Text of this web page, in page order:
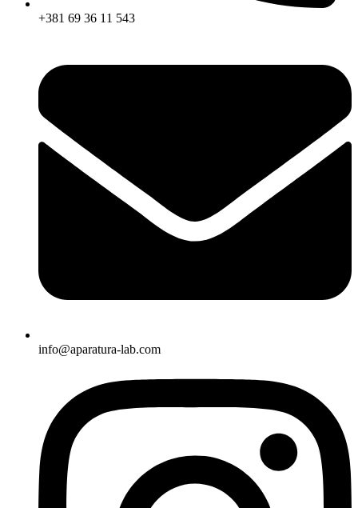
+381 69 36 11 543
info@aparatura-lab.com